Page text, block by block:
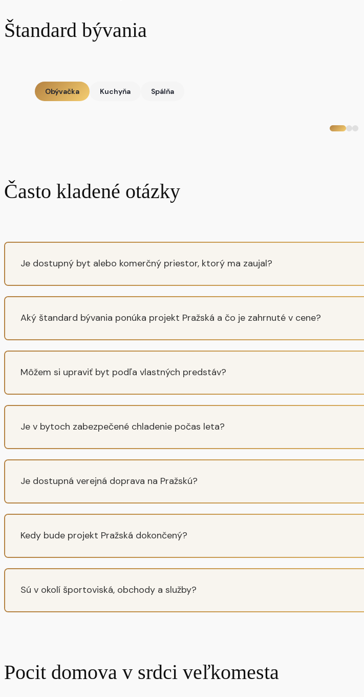
Štandard bývania
Obývačka Kuchyňa Spálňa
Často kladené otázky
Je dostupný byt alebo komerčný priestor, ktorý ma zaujal?
Aký štandard bývania ponúka projekt Pražská a čo je zahrnuté v cene?
Môžem si upraviť byt podľa vlastných predstáv?
Je v bytoch zabezpečené chladenie počas leta?
Je dostupná verejná doprava na Pražskú?
Kedy bude projekt Pražská dokončený?
Sú v okolí športoviská, obchody a služby?
Pocit domova v srdci veľkomesta